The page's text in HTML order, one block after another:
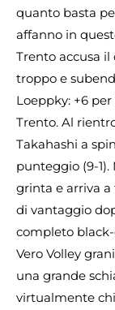
quanto basta
affanno in
Trento accusa
troppo e
Loeppky: +6
Trento. Al
Takahashi a
punteggio (9-
grinta e arriva
di vantaggio
completo
Vero Volley
una grande
virtualmente